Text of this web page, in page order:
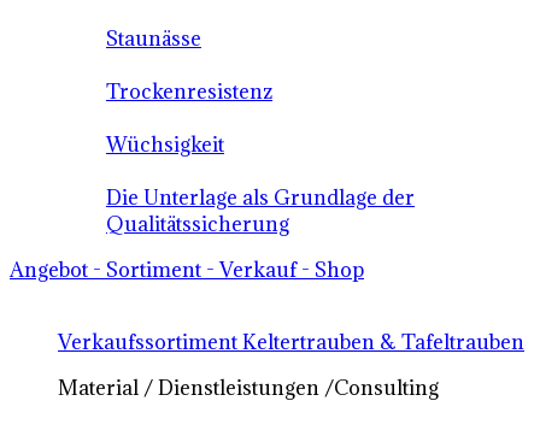
Staunässe
Trockenresistenz
Wüchsigkeit
Die Unterlage als Grundlage der
Qualitätssicherung
Angebot - Sortiment - Verkauf - Shop
Verkaufssortiment Keltertrauben & Tafeltrauben
Material / Dienstleistungen /Consulting